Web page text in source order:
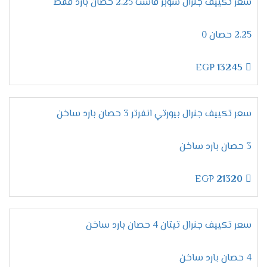
مميزات خاصية التشغيل الجاف
يتم تطوير اجهزة جنرال اليكتريك بشكل دائم للحفاظ
الجاف التي تتمكن من إزالة الرطوبة من الهواء والغرفة
بدقة تجعل المستهلك يستنشق هواء صحي ومكيف
توفير خاصية تدفق الهواء
يحتوي جهاز جنرال اليكتريك علي الكثير من الخواص
2.25 حصان 0
13245
سعر تكييف جنرال بيورتي انفرتر 3 حصان بارد ساخن
3 حصان بارد ساخن
21320
سعر تكييف جنرال تيتان 4 حصان بارد ساخن
4 حصان بارد ساخن